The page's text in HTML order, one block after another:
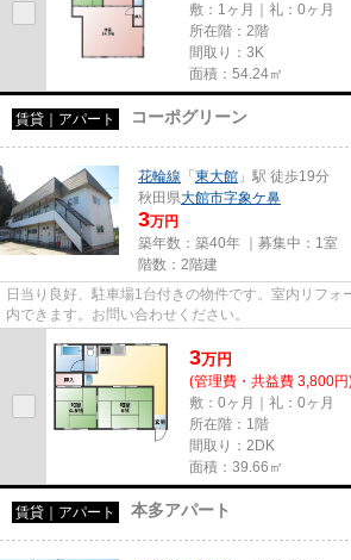
敷：1ヶ月｜礼：0ヶ月
所在階：2階
間取り：3K
面積：54.24㎡
賃貸｜アパート コーポグリーン
花輪線 「 東大館 」駅 徒歩19分
秋田県大館市字象ケ鼻
3万円
築年数：築40年 ｜募集中： 1室
階数：2階建
日当り良好、駐車場1台付きの物件です。室内リフォ
内できます。お問い合わせください。
3万円
(管理費・共益費 3,800円
敷：0ヶ月｜礼：0ヶ月
所在階：1階
間取り：2DK
面積：39.66㎡
賃貸｜アパート 本多アパート